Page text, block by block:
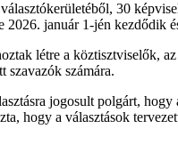
30
január 1-jén kezdődik
létre a köztisztviselők,
szavazók számára.
jogosult polgárt,
hogy a választások